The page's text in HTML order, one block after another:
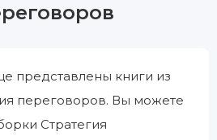
представлены книги из
переговоров. Вы можете
Стратегия